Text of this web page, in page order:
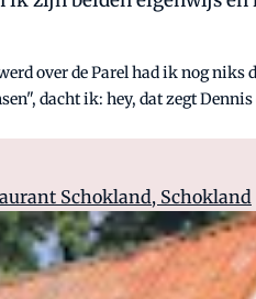
over de Parel had ik nog niks
dacht ik: hey, dat zegt
Schokland, Schokland